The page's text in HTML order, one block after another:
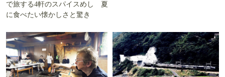
で旅する4軒のスパイスめし 夏
に食べたい懐かしさと驚き